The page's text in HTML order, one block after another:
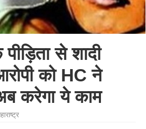
से शादी
को HC ने
करेगा ये काम